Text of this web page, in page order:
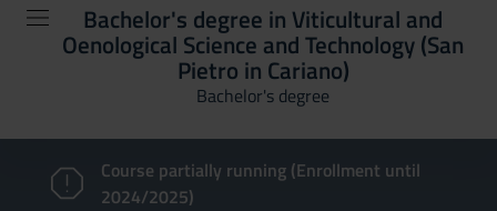
Bachelor's degree in Viticultural and
Oenological Science and Technology (San
Pietro in Cariano)
Bachelor's degree
Course partially running (Enrollment until
2024/2025)